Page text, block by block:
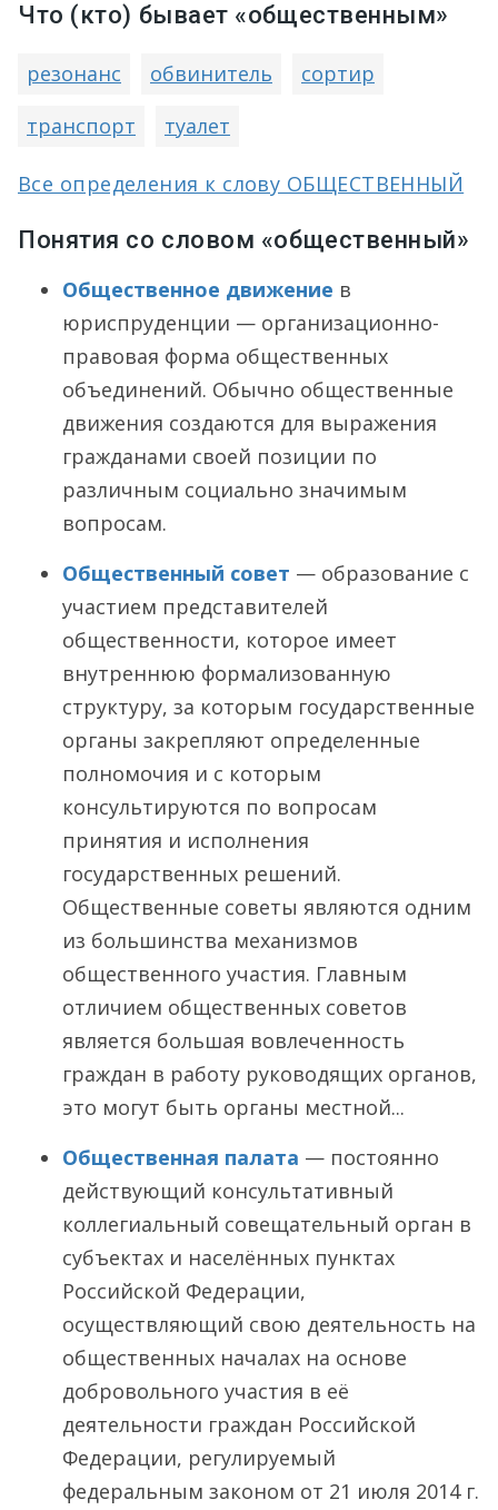
Что (кто) бывает «общественным»
резонанс обвинитель
сортир
транспорт
туалет
Все определения к слову ОБЩЕСТВЕННЫЙ
Понятия со словом «общественный»
Общественное движение в
юриспруденции — организационно-
правовая форма общественных
объединений. Обычно общественные
движения создаются для выражения
гражданами своей позиции по
различным социально значимым
вопросам.
Общественный совет — образование с
участием представителей
общественности, которое имеет
внутреннюю формализованную
структуру, за которым государственные
органы закрепляют определенные
полномочия и с которым
консультируются по вопросам
принятия и исполнения
государственных решений.
Общественные советы являются одним
из большинства механизмов
общественного участия. Главным
отличием общественных советов
является большая вовлеченность
граждан в работу руководящих органов,
это могут быть органы местной...
Общественная палата — постоянно
действующий консультативный
коллегиальный совещательный орган в
субъектах и населённых пунктах
Российской Федерации,
осуществляющий свою деятельность на
общественных началах на основе
добровольного участия в её
деятельности граждан Российской
Федерации, регулируемый
федеральным законом от 21 июля 2014 г.